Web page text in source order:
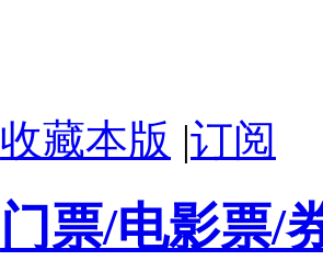
收藏本版 |订阅
门票/电影票/